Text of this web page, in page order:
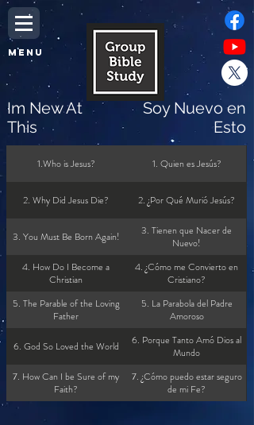
MENU
Im New At
This
Soy Nuevo en
Esto
1.Who is Jesus? 1. Quien es Jesús?
2. Why Did Jesus Die? 2. ¿Por Qué Murió Jesús?
3. You Must Be Born Again!
3. Tienen que Nacer de
Nuevo!
4. How Do I Become a
Christian
4. ¿Cómo me Convierto en
Cristiano?
5. The Parable of the Loving
Father
5. La Parabola del Padre
Amoroso
6. God So Loved the World
6. Porque Tanto Amó Dios al
Mundo
7. How Can I be Sure of my
Faith?
7. ¿Cómo puedo estar seguro
de mi Fe?